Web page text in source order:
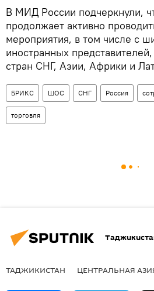
В МИД России подчеркнули,
продолжает активно
мероприятия, в том числе с
иностранных
стран СНГ, Азии, Африки и
БРИКС ШОС СНГ Россия
торговля
ТАДЖИКИСТАН ЦЕНТРАЛЬНАЯ